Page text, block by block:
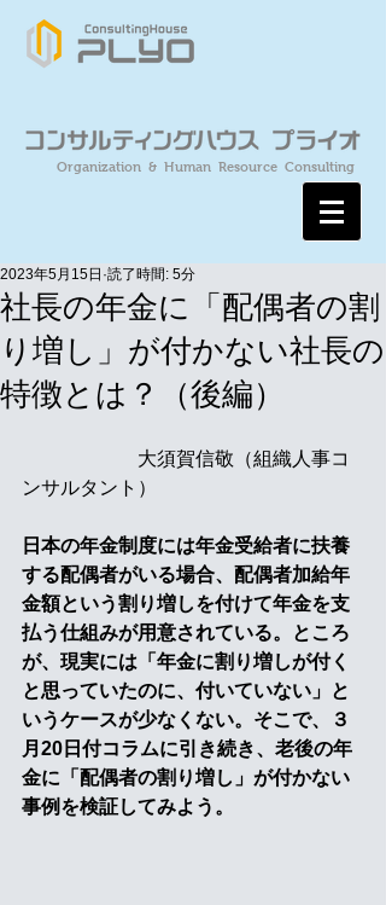
Organization & Human Resource Consulting
社長の年金に「配偶者の割
り増し」が付かない社長の
特徴とは？（後編）
2023年5月15日 読了時間: 5分
大須賀信敬（組織人事コ
ンサルタント）
日本の年金制度には年金受給者に扶養
する配偶者がいる場合、配偶者加給年
金額という割り増しを付けて年金を支
払う仕組みが用意されている。ところ
が、現実には「年金に割り増しが付く
と思っていたのに、付いていない」と
いうケースが少なくない。そこで、３
月20日付コラムに引き続き、老後の年
金に「配偶者の割り増し」が付かない
事例を検証してみよう。